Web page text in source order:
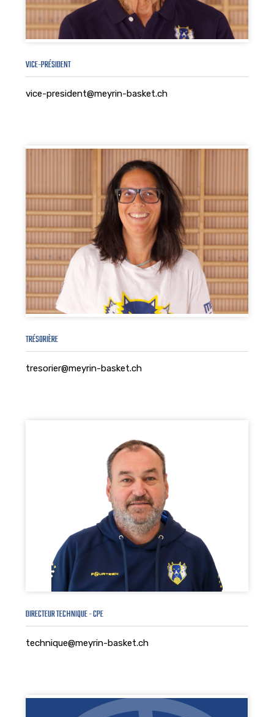
VICE-PRÉSIDENT
vice-president@meyrin-basket.ch
TRÉSORIÈRE
tresorier@meyrin-basket.ch
DIRECTEUR TECHNIQUE - CPE
technique@meyrin-basket.ch